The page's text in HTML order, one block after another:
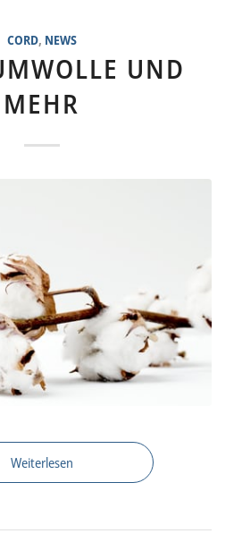
CORD, NEWS
UND
MEHR
Weiterlesen